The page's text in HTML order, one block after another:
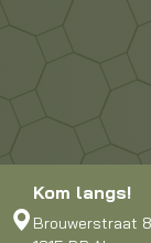
Kom langs!
Brouwerstraat